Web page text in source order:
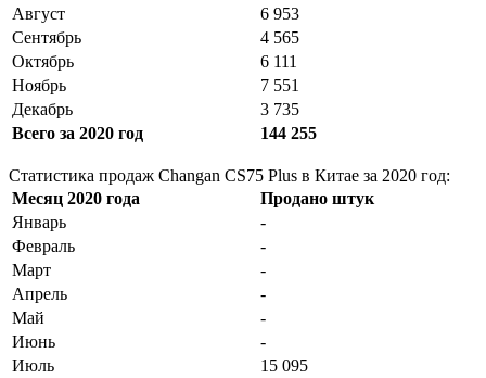
Август
6 953
Сентябрь
4 565
Октябрь
6 111
Ноябрь
7 551
Декабрь
3 735
Всего за 2020 год
144 255
Статистика продаж Changan CS75 Plus в Китае за 2020 год:
Месяц 2020 года
Продано штук
Январь
-
Февраль
-
Март
-
Апрель
-
Май
-
Июнь
-
Июль
15 095